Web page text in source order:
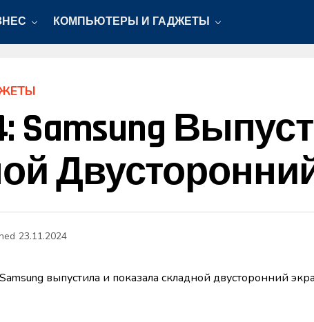
КОМПЬЮТЕРЫ И ГАДЖЕТЫ
Samsung
Двусторонний
23.11.2024